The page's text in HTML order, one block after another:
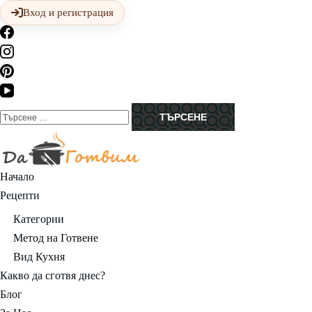
Skip
to
content
(Press
Enter)
Вход и регистрация
Търсене
за:
Да Готвим
Вкусни Домашни Рецепти
Начало
Рецепти
Категории
Метод на Готвене
Вид Кухня
Какво да сготвя днес?
Блог